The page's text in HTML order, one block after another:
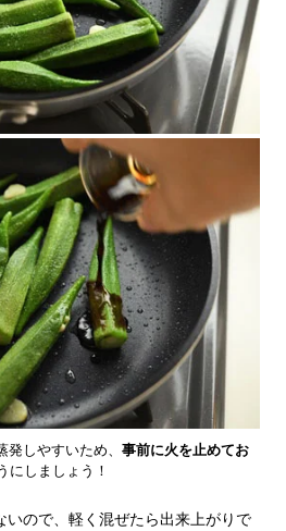
しやすいため、 事前に火を止めてお
にしましょう！
いので、軽く混ぜたら出来上がりで